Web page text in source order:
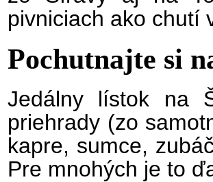
pivniciach ako chutí
Pochutnajte si
Jedálny lístok na
priehrady (zo
kapre, sumce,
Pre mnohých je to